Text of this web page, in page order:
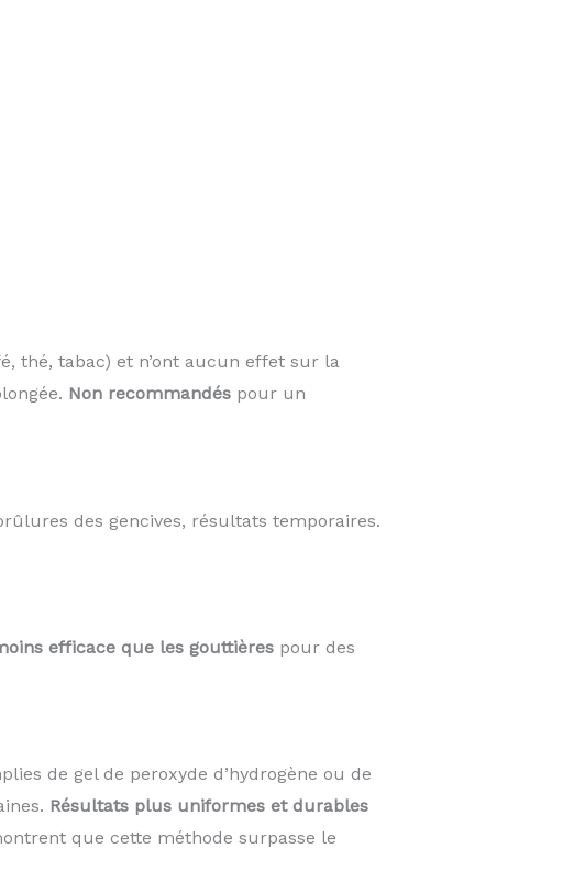
thé, tabac) et n’ont aucun effet sur la
Non recommandéspour un
des gencives, résultats temporaires.
efficace que les gouttièrespour des
de gel de peroxyde d’hydrogène ou de
Résultats plus uniformes et durables
que cette méthode surpasse le